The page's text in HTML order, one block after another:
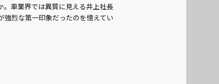
車業界では異質に見える井上社長
烈な第一印象だったのを憶えてい